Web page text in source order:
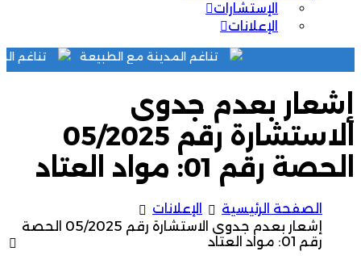
الإستشارات
الإعلانات
تناغم المدينة مع الطبيعة
إشعار بعدم جدوى
الاستشارة رقم 05/2025
الحصة رقم 01: مواد العتاد
الصفحة الرئيسية
الإعلانات
إشعار بعدم جدوى الاستشارة رقم 05/2025 الحصة
رقم 01: مواد العتاد